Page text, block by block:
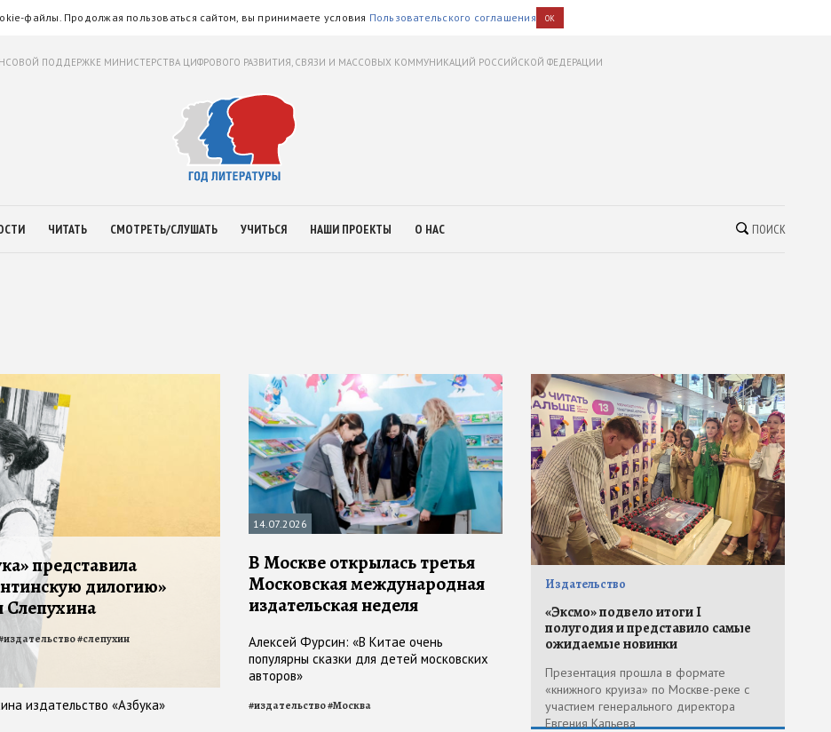
файлы. Продолжая пользоваться сайтом, вы принимаете условия Пользовательского соглашения OK
ПОДДЕРЖКЕ МИНИСТЕРСТВА ЦИФРОВОГО РАЗВИТИЯ, СВЯЗИ И МАССОВЫХ КОММУНИКАЦИЙ РОССИЙСКОЙ ФЕДЕРАЦИИ
ЧИТАТЬ СМОТРЕТЬ/СЛУШАТЬ УЧИТЬСЯ НАШИ ПРОЕКТЫ О НАС ПОИСК
представила
дилогию»
издательство «Азбука»
издательство#слепухин
14.07.2026
В Москве открылась третья
Московская международная
издательская неделя
Алексей Фурсин: «В Китае очень
популярны сказки для детей московских
авторов»
#издательство#Москва
Издательство
«Эксмо» подвело итоги I
полугодия и представило самые
ожидаемые новинки
Презентация прошла в формате
«книжного круиза» по Москве-реке с
участием генерального директора
Евгения Капьева